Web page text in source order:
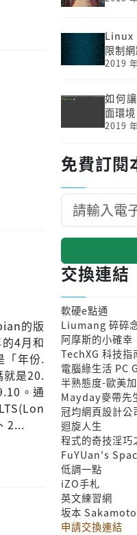
的版
4月和
「年份.
就是20.
。通
2...
Linux
限制
2019
如何
面環
2019
免費訂閱
交換連結
軟硬e點通
Liumang 碎碎
阿摩斯的小確幸
TechXG 科技指
電腦綠生活 PC
半熟態度-歐美加
Mayday麥帶先
冠均網頁設計公
迴旋人生
程式的奇技淫巧
FuYUan's
低調一點
iZO手札
英文練習網
坂本
申請交換連結